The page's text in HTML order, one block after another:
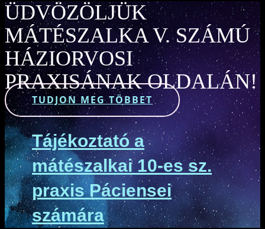
ÜDVÖZÖLJÜK
MÁTÉSZALKA V. SZÁMÚ
HÁZIORVOSI
PRAXISÁNAK OLDALÁN!
TUDJON MEG TÖBBET
Tájékoztató a
mátészalkai 10-es sz.
praxis Páciensei
számára